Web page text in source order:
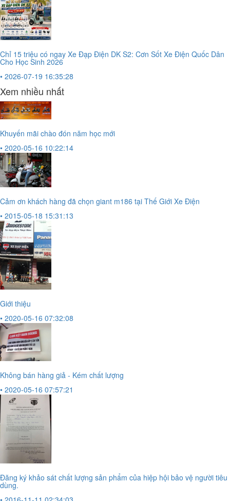
Chỉ 15 triệu có ngay Xe Đạp Điện DK S2: Cơn Sốt Xe Điện Quốc Dân
Cho Học Sinh 2026
• 2026-07-19 16:35:28
Xem nhiều nhất
Khuyến mãi chào đón năm học mới
• 2020-05-16 10:22:14
Cảm ơn khách hàng đã chọn giant m186 tại Thế Giới Xe Điện
• 2015-05-18 15:31:13
Giới thiệu
• 2020-05-16 07:32:08
Không bán hàng giả - Kém chất lượng
• 2020-05-16 07:57:21
Đăng ký khảo sát chất lượng sản phẩm của hiệp hội bảo vệ người tiêu
dùng.